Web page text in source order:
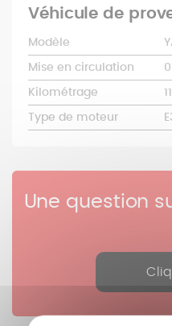
Véhicule de
Modèle
Mise en circulation
Kilométrage
Type de moteur
Une question